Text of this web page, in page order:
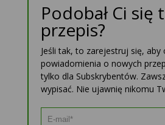
Podobał Ci się
przepis?
Jeśli tak, to zarejestruj się, aby
powiadomienia o nowych
tylko dla Subskrybentów.
wypisać. Nie ujawnię nikomu